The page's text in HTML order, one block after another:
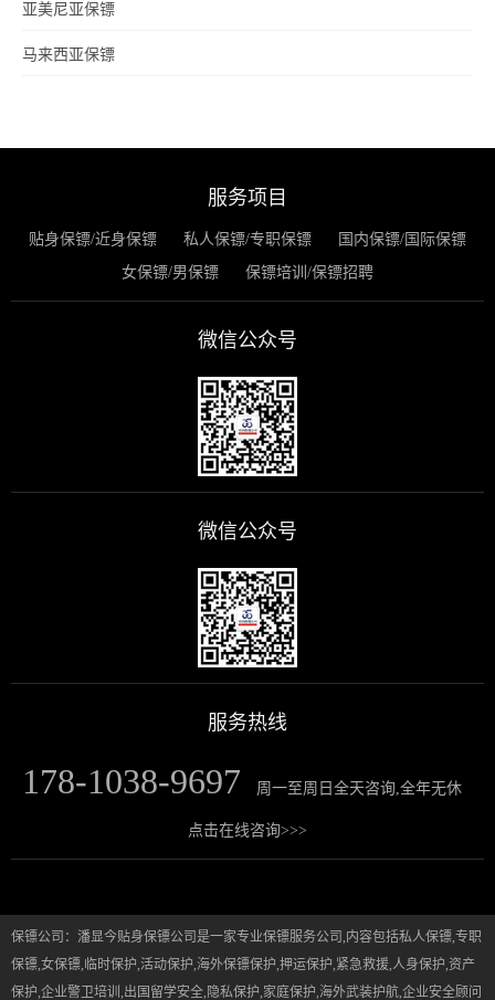
亚美尼亚保镖
马来西亚保镖
服务项目
贴身保镖/近身保镖 私人保镖/专职保镖
国内保镖/国际保镖
女保镖/男保镖
保镖培训/保镖招聘
微信公众号
微信公众号
服务热线
178-1038-9697 周一至周日全天咨询,全年无休
点击在线咨询>>>
保镖公司：潘显今贴身保镖公司是一家专业保镖服务公司,内容包括私人保镖,专职
保镖,女保镖,临时保护,活动保护,海外保镖保护,押运保护,紧急救援,人身保护,资产
保护,企业警卫培训,出国留学安全,隐私保护,家庭保护,海外武装护航,企业安全顾问